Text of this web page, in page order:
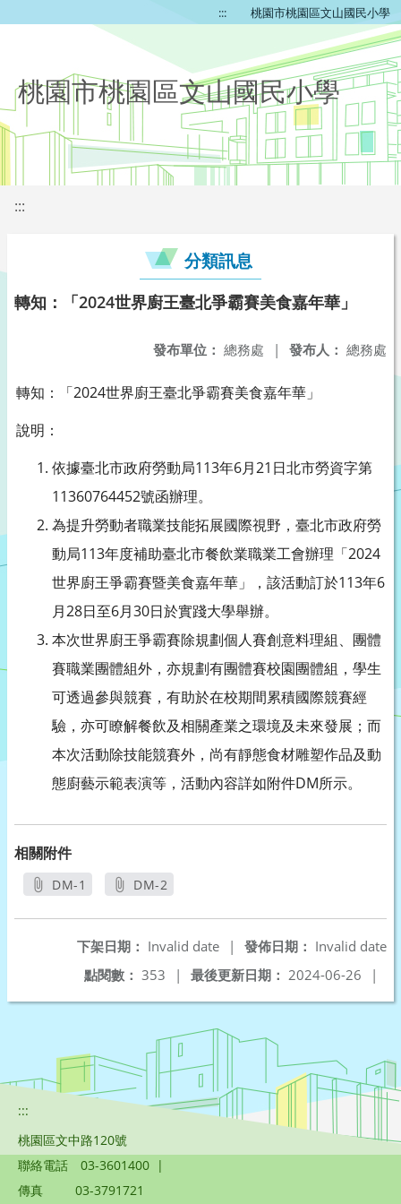
::: 桃園市桃園區文山國民小學
桃園市桃園區文山國民小學
:::
分類訊息
轉知：「2024世界廚王臺北爭霸賽美食嘉年華」
發布人： 總務處
發布單位： 總務處 |
轉知：「2024世界廚王臺北爭霸賽美食嘉年華」
說明：
依據臺北市政府勞動局113年6月21日北市勞資字第
11360764452號函辦理。
為提升勞動者職業技能拓展國際視野，臺北市政府勞
動局113年度補助臺北市餐飲業職業工會辦理「2024
世界廚王爭霸賽暨美食嘉年華」，該活動訂於113年6
月28日至6月30日於實踐大學舉辦。
本次世界廚王爭霸賽除規劃個人賽創意料理組、團體
賽職業團體組外，亦規劃有團體賽校園團體組，學生
可透過參與競賽，有助於在校期間累積國際競賽經
驗，亦可瞭解餐飲及相關產業之環境及未來發展；而
本次活動除技能競賽外，尚有靜態食材雕塑作品及動
態廚藝示範表演等，活動內容詳如附件DM所示。
相關附件
DM-1
DM-2
發佈日期： Invalid date
下架日期： Invalid date
|
最後更新日期： 2024-06-26 |
點閱數： 353 |
:::
桃園區文中路120號
聯絡電話
03-3601400 |
傳真
03-3791721